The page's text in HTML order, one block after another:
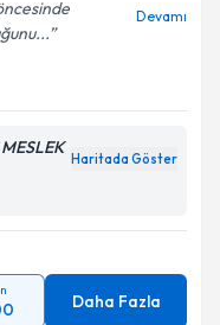
Daha Fazla